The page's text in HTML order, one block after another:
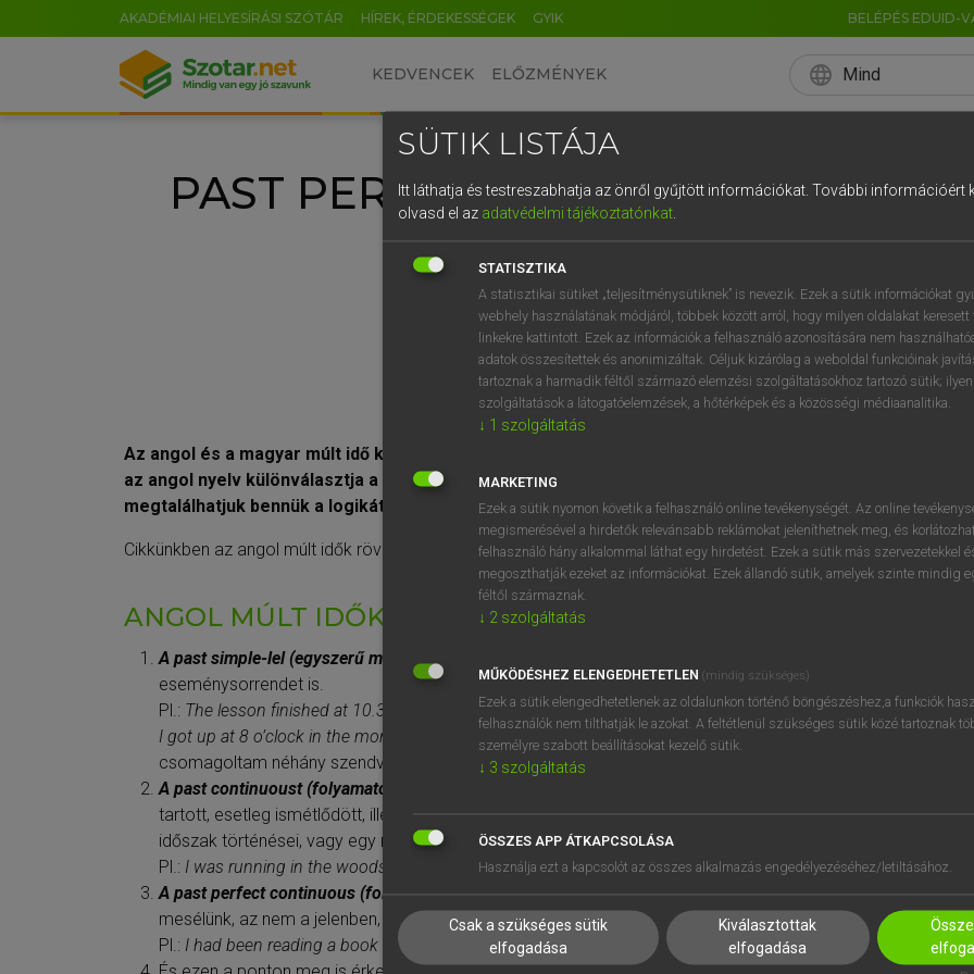
AKADÉMIAI HELYESÍRÁSI SZÓTÁR HÍREK, ÉRDEKESSÉGEK GYIK BELÉPÉS EDUID-
language Mind
KEDVENCEK ELŐZMÉNYEK
PAST PERFECT, AVAGY A
GYAKORLATBAN
2021. 12. 12.
Az angol és a magyar múlt idő között első ránézésre csak különbségeket találunk. Míg az angol
az angol nyelv különválasztja a folyamatos igeidőket, a magyar nem. Ám ez csak a látszat: ha jobban
megtalálhatjuk bennük a logikát – sőt, még a kapcsolódási pontokat is a magyar igeidőkhöz!
Cikkünkben az angol múlt idők rövid áttekintése után bevezetünk apast perfectrejtelmeibe – tudd meg, hogyan
ANGOL MÚLT IDŐK: A LEGFŐBB JELLEMZŐK
A past simple-lel (egyszerű múlttal)bemutathatunk egy már befejezett, lezajlott történést vagy eseményt
eseménysorrendet is.
Pl.: The lesson finished at 10.30.
– Az óra 10.30-kor fejeződött be.
I got up at 8 o’clock in the morning, had breakfast, packed in some sandwiches and went to the bus.
–
csomagoltam néhány szendvicset, és elindultam a buszhoz.
A past continuoust (folyamatos múltat)
ezzel szemben csak akkor használjuk, ha az a bizonyos esemény,
tartott, esetleg ismétlődött, illetve abban az esetben is, ha egy állapotra utalunk. Szinte mindig közlésünk
időszak történései, vagy egy másik eset).
Pl.: I was running in the woods for hours.
– Órákig futottam az erdőben.
A past perfect continuous (folyamatos befejezett múlt)a folyamatos befejezett jelenhez hasonlít – a
mesélünk, az nem a jelenben, hanem régebben, a múltban történt meg.
Pl.: I had been reading a book when she came home.– Éppen egy könyvet olvastam, amikor hazaért.
SÜTIK LISTÁJA
Itt láthatja és testreszabhatja az önről gyűjtött információkat. További információért
olvasd el az adatvédelmi tájékoztatónkat.
STATISZTIKA
A statisztikai sütiket „teljesítménysütiknek” is nevezik. Ezek a sütik információkat
webhely használatának módjáról, többek között arról, hogy milyen oldalakat keresett
linkekre kattintott. Ezek az információk a felhasználó azonosítására nem
adatok összesítettek és anonimizáltak. Céljuk kizárólag a weboldal funkcióinak
tartoznak a harmadik féltől származó elemzési szolgáltatásokhoz tartozó sütik;
szolgáltatások a látogatóelemzések, a hőtérképek és a közösségi médiaanalitika.
↓ 1 szolgáltatás
MARKETING
Ezek a sütik nyomon követik a felhasználó online tevékenységét. Az online
megismerésével a hirdetők relevánsabb reklámokat jeleníthetnek meg, és
felhasználó hány alkalommal láthat egy hirdetést. Ezek a sütik más szervezetekkel
megoszthatják ezeket az információkat. Ezek állandó sütik, amelyek szinte mindig
féltől származnak.
↓ 2 szolgáltatás
MŰKÖDÉSHEZ ELENGEDHETETLEN (mindig szükséges)
Ezek a sütik elengedhetetlenek az oldalunkon történő böngészéshez,a funkciók
felhasználók nem tilthatják le azokat. A feltétlenül szükséges sütik közé tartoznak
személyre szabott beállításokat kezelő sütik.
↓ 3 szolgáltatás
ÖSSZES APP ÁTKAPCSOLÁSA
Használja ezt a kapcsolót az összes alkalmazás engedélyezéséhez/letiltásához.
Csak a szükséges sütik
elfogadása
Kiválasztottak
elfogadása
EN HU DE CN FR ES IT NL RU
q w e
a s d f